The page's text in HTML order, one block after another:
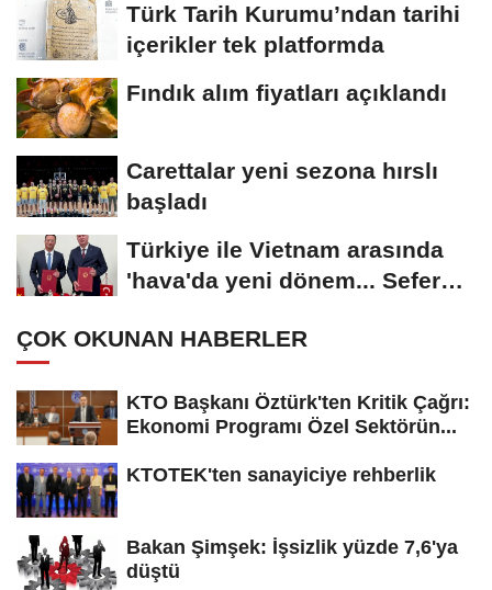
Türk Tarih Kurumu’ndan tarihi
içerikler tek platformda
Fındık alım fiyatları açıklandı
Carettalar yeni sezona hırslı
başladı
Türkiye ile Vietnam arasında
'hava'da yeni dönem... Sefer
ÇOK OKUNAN HABERLER
KTO Başkanı Öztürk'ten Kritik Çağrı:
Ekonomi Programı Özel Sektörün...
KTOTEK'ten sanayiciye rehberlik
Bakan Şimşek: İşsizlik yüzde 7,6'ya
düştü